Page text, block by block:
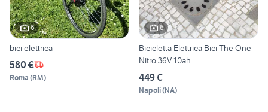
6
bici elettrica
580 €
Roma (RM)
6
Bicicletta Elettrica Bici The One
Nitro 36V 10ah
449 €
Napoli(NA)